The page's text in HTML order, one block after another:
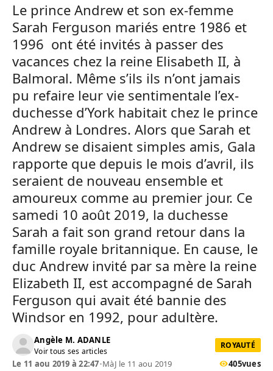
Le prince Andrew et son ex-femme
Sarah Ferguson mariés entre 1986 et
1996 ont été invités à passer des
vacances chez la reine Elisabeth II, à
Balmoral. Même s’ils ils n’ont jamais
pu refaire leur vie sentimentale l’ex-
duchesse d’York habitait chez le prince
Andrew à Londres. Alors que Sarah et
Andrew se disaient simples amis, Gala
rapporte que depuis le mois d’avril, ils
seraient de nouveau ensemble et
amoureux comme au premier jour. Ce
samedi 10 août 2019, la duchesse
Sarah a fait son grand retour dans la
famille royale britannique. En cause, le
duc Andrew invité par sa mère la reine
Elizabeth II, est accompagné de Sarah
Ferguson qui avait été bannie des
Windsor en 1992, pour adultère.
Angèle M. ADANLE
Voir tous ses articles
ROYAUTÉ
Le 11 aou 2019 à 22:47•MàJ le 11 aou 2019 405vues